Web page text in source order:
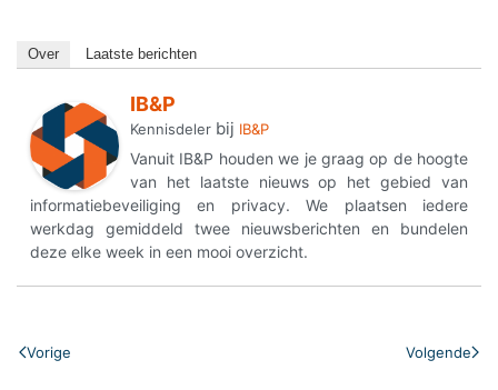
Over Laatste berichten
IB&P
Kennisdeler bij IB&P
Vanuit IB&P houden we je graag op de hoogte
van het laatste nieuws op het gebied van
informatiebeveiliging en privacy. We plaatsen iedere
werkdag gemiddeld twee nieuwsberichten en bundelen
deze elke week in een mooi overzicht.
Vorige Volgende